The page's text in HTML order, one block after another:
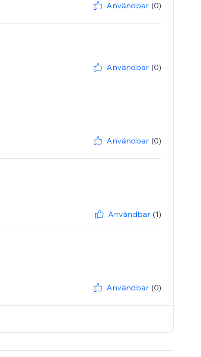
Användbar (0)
Användbar (0)
Användbar (0)
Användbar (1)
Användbar (0)